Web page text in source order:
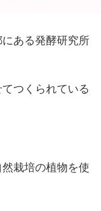
にある発酵研究所
つくられている
栽培の植物を使